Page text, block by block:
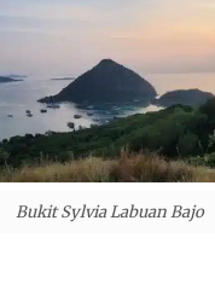
Bukit Sylvia Labuan Bajo